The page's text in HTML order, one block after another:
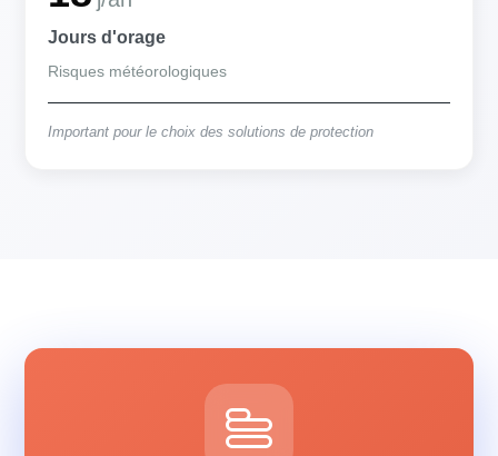
Jours d'orage
Risques météorologiques
Important pour le choix des solutions de protection